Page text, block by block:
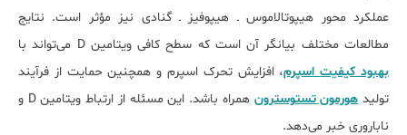
عملکرد محور هیپوتالاموس ـ هیپوفیز ـ گنادی نیز مؤثر است. نتایج
مطالعات مختلف بیانگر آن است که سطح کافی ویتامین D می‌تواند با
بهبود کیفیت اسپرم، افزایش تحرک اسپرم و همچنین حمایت از فرآیند
تولید هورمون تستوسترون
همراه باشد. این مسئله از ارتباط ویتامین D و
ناباروری خبر می‌‎دهد.